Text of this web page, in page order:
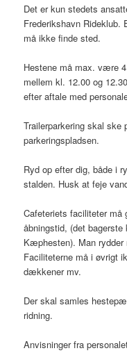
Det er kun stedets
Frederikshavn
må ikke finde sted.
Hestene må max. være
mellem kl. 12.00 og
efter aftale med
Trailerparkering skal ske
parkeringspladsen.
Ryd op efter dig, både i
stalden. Husk at feje
Cafeteriets faciliteter
åbningstid, (det
Kæphesten). Man
Faciliteterne må i øvrigt
dækkener mv.
Der skal samles
ridning.
Anvisninger fra